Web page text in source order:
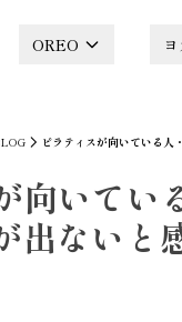
OREO
ピラティスが向いている人
向いてい
出ないと